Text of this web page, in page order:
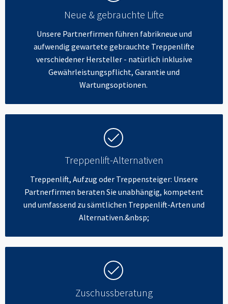
Neue & gebrauchte Lifte
Unsere Partnerfirmen führen fabrikneue und
aufwendig gewartete gebrauchte Treppenlifte
verschiedener Hersteller - natürlich inklusive
Gewährleistungspflicht, Garantie und
Wartungsoptionen.
Treppenlift-Alternativen
Treppenlift, Aufzug oder Treppensteiger: Unsere
Partnerfirmen beraten Sie unabhängig, kompetent
und umfassend zu sämtlichen Treppenlift-Arten und
Alternativen.&nbsp;
Zuschussberatung